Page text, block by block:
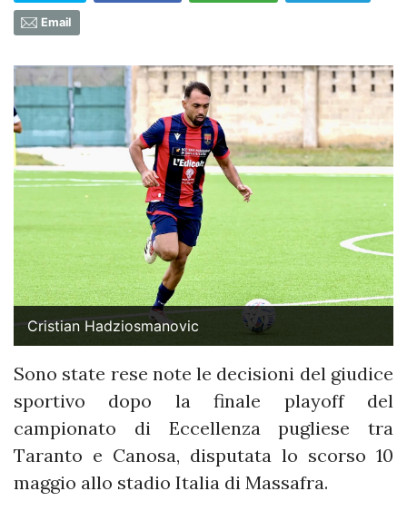
Email
Cristian Hadziosmanovic
Sono state rese note le decisioni del giudice
sportivo dopo la finale playoff del
campionato di Eccellenza pugliese tra
Taranto e Canosa, disputata lo scorso 10
maggio allo stadio Italia di Massafra.